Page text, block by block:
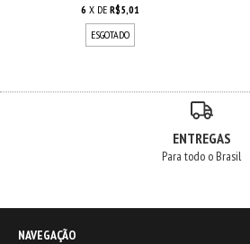
6 X DE R$5,01
ESGOTADO
ENTREGAS
Para todo o Brasil
NAVEGAÇÃO